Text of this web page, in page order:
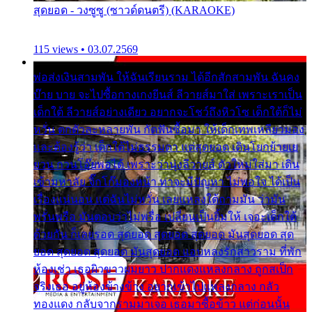
สุดยอด - วงซูซู (ซาวด์ดนตรี) (KARAOKE)
115 views • 03.07.2569
พ่อส่งเงินสามพัน ให้ฉันเรียนราม ได้อีกสักสามพัน ฉันคง
บ๊าย บาย จะไปซื้อกางเกงยีนส์ ลีวายส์มาใส่ เพราะเราเป็น
เด็กใต้ ลีวายส์อย่างเดียว อยากจะโชว์ถึงหิวโซ เด็กใต้ก็ไม่
หวั่น ตกตัวละหลายพัน กัดฟันซื้อมา ให้เด็กเทพเหลียวมอง
และต้องรู้ว่า เด็กใต้ไม่ธรรมดา แต่สุดยอด เดินโยกย้ายเย
ยวน กวนโอ๊ยพอได้ เพราะว่านุ่งลีวายส์ ตัวใหม่ใส่มา เดิน
เข้ามหาลัย จิ๊กโก๊มองหน้า ท่าจะมีปัญหา ไม่พอใจ ได้เป็น
เรื่องแน่นอน แต่ฉันไม่หวั่น เลยแหลงใต้ถามมัน ว่ามัน
พรั่นพรือ มันตอบว่าไม่พรื่อ เปลี่ยนเป็นยิ้มให้ เจอะเด็กใต้
ด้วยกัน ก็เลยรอด สุดยอด สุดยอด สุดยอด มันสุดยอด สุด
ยอด สุดยอด สุดยอด มันสุดยอด แอบหลงรักสาวราม ที่พัก
ห้องเช่า เธอผิวขาวผมยาว ปากแดงแหลงกลาง ถูกสเป็ก
จริงเธอ อยู่ห้องข้างข้าง อยากเข้าไปแหลงกลาง กลัว
ทองแดง กลับจากรามมาเจอ เธอมาซื้อข้าว แต่ก่อนนั้น